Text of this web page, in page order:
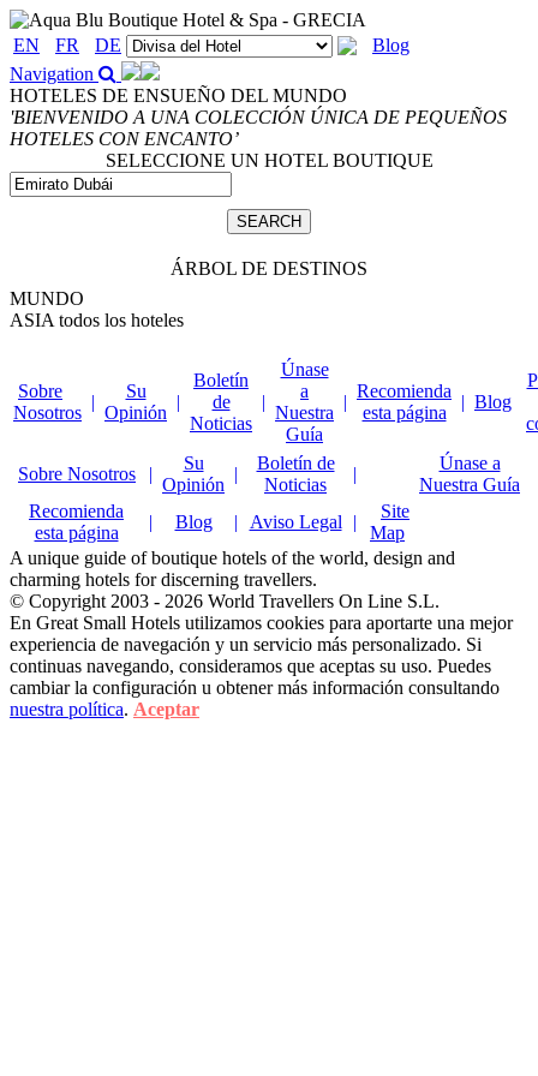
EN FR DE
Blog
Navigation
HOTELES DE ENSUEÑO DEL MUNDO
'BIENVENIDO A UNA COLECCIÓN ÚNICA DE PEQUEÑOS
HOTELES CON ENCANTO’
SELECCIONE UN HOTEL BOUTIQUE
ÁRBOL DE DESTINOS
MUNDO
ASIA todos los hoteles
Sobre
Nosotros
|
Su
Opinión
|
Boletín
de
Noticias
|
Únase
a
Nuestra
Guía
|
Recomienda
esta página
| Blog
Sobre Nosotros |
Su
Opinión
|
Boletín de
Noticias
|
Únase a
Nuestra Guía
Recomienda
esta página
| Blog | Aviso Legal |
Site
Map
A unique guide of boutique hotels of the world, design and
charming hotels for discerning travellers.
© Copyright 2003 - 2026 World Travellers On Line S.L.
En Great Small Hotels utilizamos cookies para aportarte una mejor
experiencia de navegación y un servicio más personalizado. Si
continuas navegando, consideramos que aceptas su uso. Puedes
cambiar la configuración u obtener más información consultando
nuestra política. Aceptar